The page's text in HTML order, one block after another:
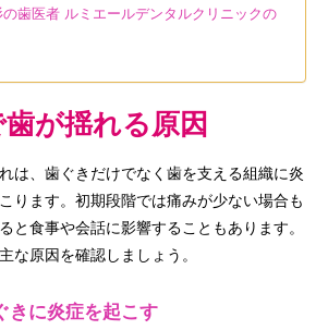
歯医者 ルミエールデンタルクリニックの
が揺れる原因
は、歯ぐきだけでなく歯を支える組織に炎
ります。初期段階では痛みが少ない場合も
と食事や会話に影響することもあります。
な原因を確認しましょう。
に炎症を起こす